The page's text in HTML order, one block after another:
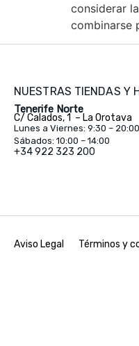
considerar
combinarse
NUESTRAS TIENDAS Y
Tenerife Norte
C/ Calados, 1 – La Orotava
Lunes a Viernes: 9:30 – 20:00
Sábados: 10:00 – 14:00
+34 922 323 200
Aviso Legal Términos y